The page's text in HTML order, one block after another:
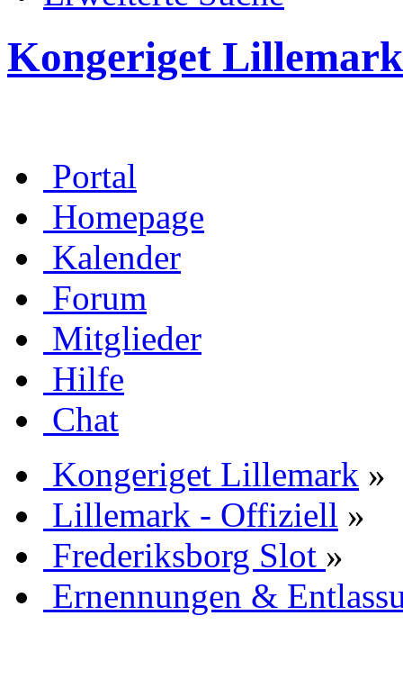
Kongeriget Lillemark
Portal
Homepage
Kalender
Forum
Mitglieder
Hilfe
Chat
Kongeriget Lillemark »
Lillemark - Offiziell »
Frederiksborg Slot »
Ernennungen &